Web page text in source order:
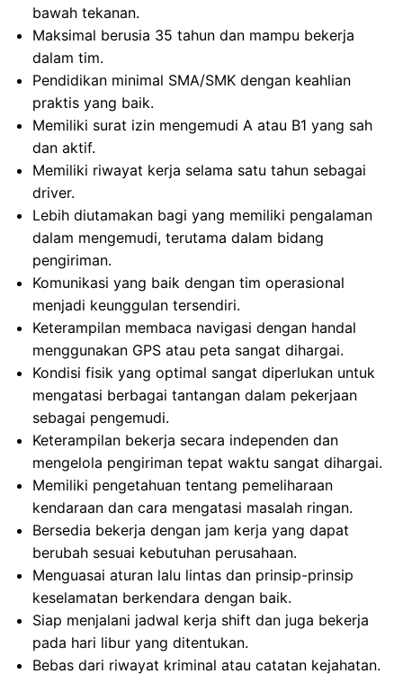
bawah tekanan.
Maksimal berusia 35 tahun dan mampu bekerja
dalam tim.
Pendidikan minimal SMA/SMK dengan keahlian
praktis yang baik.
Memiliki surat izin mengemudi A atau B1 yang sah
dan aktif.
Memiliki riwayat kerja selama satu tahun sebagai
driver.
Lebih diutamakan bagi yang memiliki pengalaman
dalam mengemudi, terutama dalam bidang
pengiriman.
Komunikasi yang baik dengan tim operasional
menjadi keunggulan tersendiri.
Keterampilan membaca navigasi dengan handal
menggunakan GPS atau peta sangat dihargai.
Kondisi fisik yang optimal sangat diperlukan untuk
mengatasi berbagai tantangan dalam pekerjaan
sebagai pengemudi.
Keterampilan bekerja secara independen dan
mengelola pengiriman tepat waktu sangat dihargai.
Memiliki pengetahuan tentang pemeliharaan
kendaraan dan cara mengatasi masalah ringan.
Bersedia bekerja dengan jam kerja yang dapat
berubah sesuai kebutuhan perusahaan.
Menguasai aturan lalu lintas dan prinsip-prinsip
keselamatan berkendara dengan baik.
Siap menjalani jadwal kerja shift dan juga bekerja
pada hari libur yang ditentukan.
Bebas dari riwayat kriminal atau catatan kejahatan.